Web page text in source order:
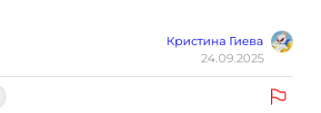
Кристина Гиева
24.09.2025